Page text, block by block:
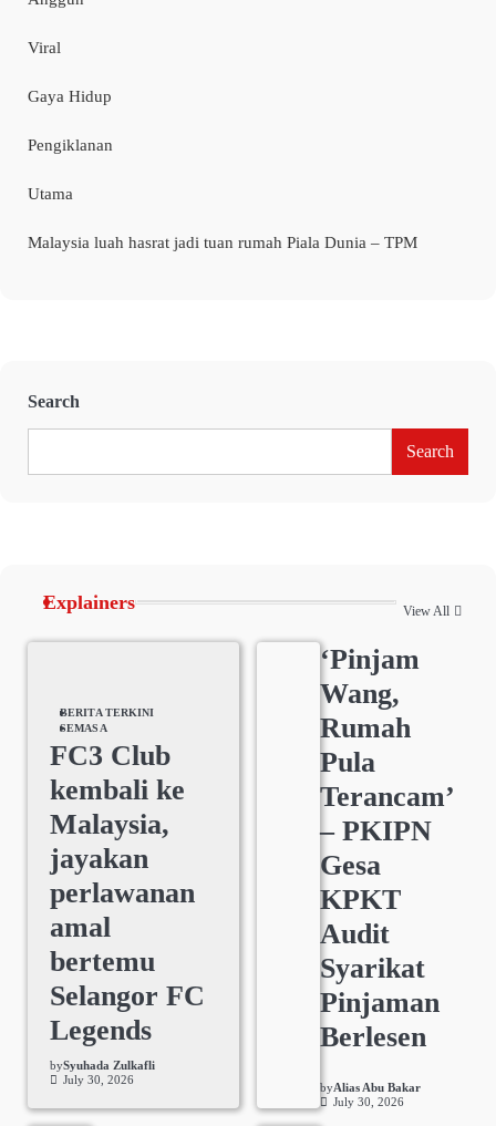
Viral
Gaya Hidup
Pengiklanan
Utama
Malaysia luah hasrat jadi tuan rumah Piala Dunia – TPM
Search
Search
Explainers View All
BERITA TERKINI
SEMASA
FC3 Club
kembali ke
Malaysia,
jayakan
perlawanan
amal
bertemu
Selangor FC
Legends
bySyuhada Zulkafli
July 30, 2026
‘Pinjam
Wang,
Rumah
Pula
Terancam’
– PKIPN
Gesa
KPKT
Audit
Syarikat
Pinjaman
Berlesen
byAlias Abu Bakar
July 30, 2026